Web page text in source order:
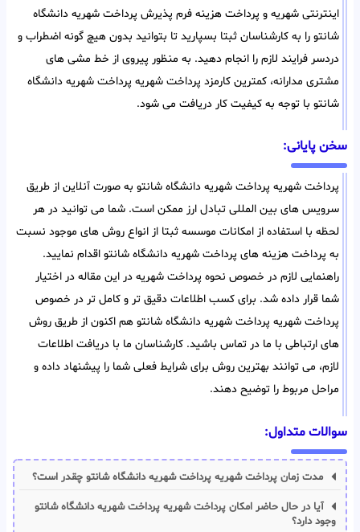
اینترنتی شهریه و پرداخت هزینه فرم پذیرش پرداخت شهریه دانشگاه
شانتو را به کارشناسان ثبتا بسپارید تا بتوانید بدون هیچ گونه اضطراب و
دردسر فرایند لازم را انجام دهید. به منظور پیروی از خط مشی های
مشتری مدارانه، کمترین کارمزد پرداخت شهریه پرداخت شهریه دانشگاه
شانتو با توجه به کیفیت کار دریافت می شود.
سخن پایانی:
پرداخت شهریه پرداخت شهریه دانشگاه شانتو به صورت آنلاین از طریق
سرویس های بین المللی تبادل ارز ممکن است. شما می توانید در هر
لحظه با استفاده از امکانات موسسه ثبتا از انواع روش های موجود نسبت
به پرداخت هزینه های پرداخت شهریه دانشگاه شانتو اقدام نمایید.
راهنمایی لازم در خصوص نحوه پرداخت شهریه در این مقاله در اختیار
شما قرار داده شد. برای کسب اطلاعات دقیق تر و کامل تر در خصوص
پرداخت شهریه پرداخت شهریه دانشگاه شانتو هم اکنون از طریق روش
های ارتباطی با ما در تماس باشید. کارشناسان ما با دریافت اطلاعات
لازم، می توانند بهترین روش برای شرایط فعلی شما را پیشنهاد داده و
مراحل مربوط را توضیح دهند.
سوالات متداول:
مدت زمان پرداخت شهریه پرداخت شهریه دانشگاه شانتو چقدر است؟
آیا در حال حاضر امکان پرداخت شهریه پرداخت شهریه دانشگاه شانتو
وجود دارد؟